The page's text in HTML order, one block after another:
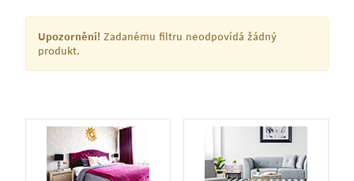
Upozornění! Zadanému filtru neodpovídá žádný
produkt.